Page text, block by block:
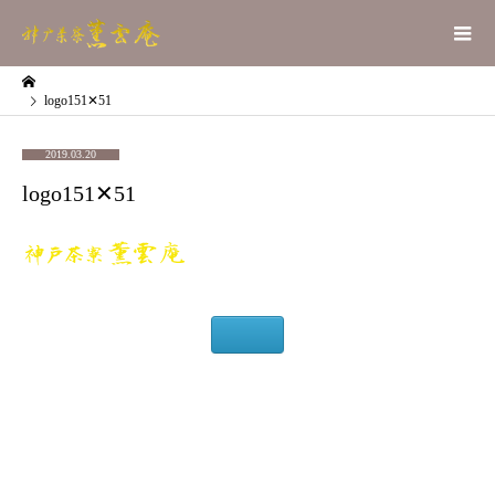
logo151✕51
2019.03.20
logo151✕51